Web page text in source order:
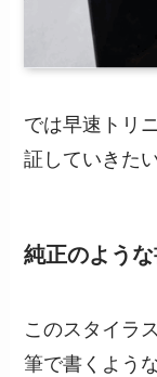
では早速トリ
証していきた
純正のよう
このスタイラ
筆で書くよう